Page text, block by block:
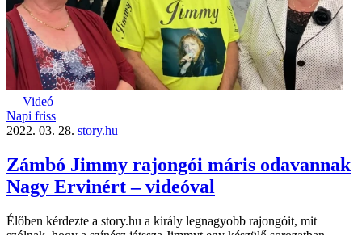
Videó
Napi friss
2022. 03. 28. story.hu
Zámbó Jimmy rajongói máris odavannak
Nagy Ervinért – videóval
Élőben kérdezte a story.hu a király legnagyobb rajongóit, mit